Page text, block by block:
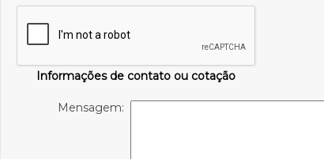
Informações de contato ou cotação
Mensagem: